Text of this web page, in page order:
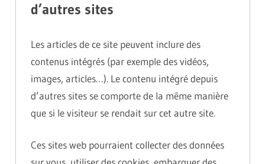
d’autres sites
Les articles de ce site peuvent inclure des
contenus intégrés (par exemple des vidéos,
images, articles…). Le contenu intégré depuis
d’autres sites se comporte de la même manière
que si le visiteur se rendait sur cet autre site.
Ces sites web pourraient collecter des données